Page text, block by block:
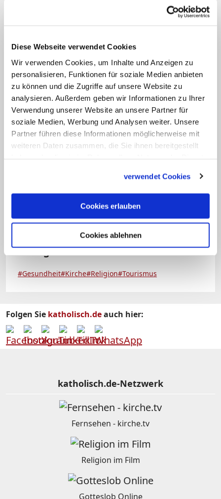
Diese Webseite verwendet Cookies
Wir verwenden Cookies, um Inhalte und Anzeigen zu
personalisieren, Funktionen für soziale Medien anbieten
zu können und die Zugriffe auf unsere Website zu
analysieren. Außerdem geben wir Informationen zu Ihrer
Verwendung unserer Website an unsere Partner für
soziale Medien, Werbung und Analysen weiter. Unsere
Partner führen diese Informationen möglicherweise mit
weiteren Daten zusammen, die Sie ihnen bereitgestellt
verwendet Cookies
Cookies erlauben
Cookies ablehnen
anerkannten Wunderheilungen liegt bei
67. Dem sogenannten Lourdes-Wasser
aus einer Quelle nahe der Mariengrotte
werden heilende Kräfte zugeschrieben.
Nach Paris verzeichnet Lourdes mit
seinen rund 16.000 Einwohnern die
zweithöchste Zahl an Hotelbetten und
sechs Millionen in 2006, Bettenzahl
32.000).
Schlagworte:
#Gesundheit#Kirche#Religion#Tourismus
Folgen Sie katholisch.deauch hier:
katholisch.de-Netzwerk
Fernsehen - kirche.tv
Religion im Film
Gotteslob Online